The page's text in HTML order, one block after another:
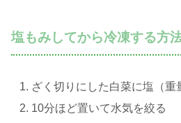
塩もみしてから冷凍する方
ざく切りにした白菜に塩（重
10分ほど置いて水気を絞る